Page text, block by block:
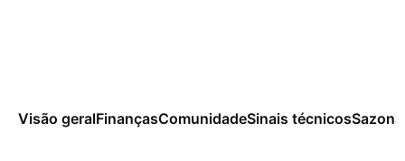
Visão geralFinançasComunidadeSinais técnicos